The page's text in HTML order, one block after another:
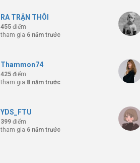
RA TRẬN THÔI
455điểm
tham gia 6 năm trước
Thammon74
425điểm
tham gia 8 năm trước
YDS_FTU
399điểm
tham gia 6 năm trước